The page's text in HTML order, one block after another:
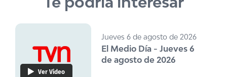
Ver Video
Jueves 6 de agosto de 2026
El Medio Día - Jueves 6
de agosto de 2026